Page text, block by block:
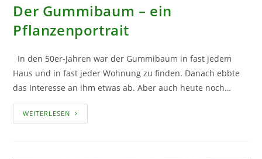
Der Gummibaum – ein
Pflanzenportrait
In den 50er-Jahren war der Gummibaum in fast jedem
Haus und in fast jeder Wohnung zu finden. Danach ebbte
das Interesse an ihm etwas ab. Aber auch heute noch…
WEITERLESEN DER
GUMMIBAUM